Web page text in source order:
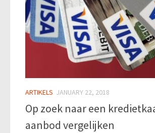
ARTIKELS JANUARY 22, 2018
Op zoek naar een
aanbod vergelijken